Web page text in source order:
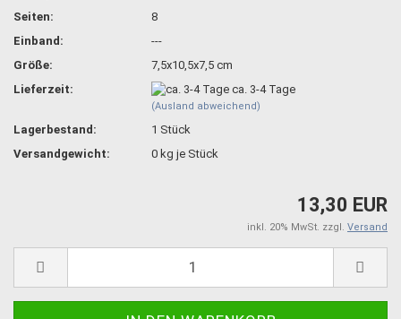
Seiten:
8
Einband:
---
Größe:
7,5x10,5x7,5 cm
Lieferzeit:
ca. 3-4 Tage
(Ausland abweichend)
Lagerbestand: 1 Stück
Versandgewicht:
0 kg je Stück
13,30 EUR
inkl. 20% MwSt. zzgl. Versand